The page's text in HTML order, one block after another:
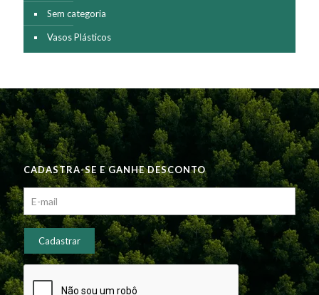
Sem categoria
Vasos Plásticos
CADASTRA-SE E GANHE DESCONTO